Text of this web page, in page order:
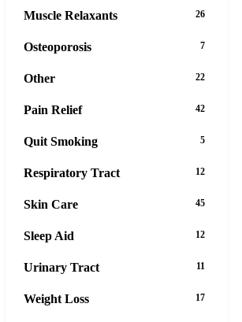
Muscle Relaxants 26
Osteoporosis 7
Other 22
Pain Relief 42
Quit Smoking 5
Respiratory Tract 12
Skin Care 45
Sleep Aid 12
Urinary Tract 11
Weight Loss 17